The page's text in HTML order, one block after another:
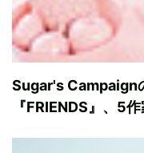
Sugar's Campaign
『FRIENDS』、5